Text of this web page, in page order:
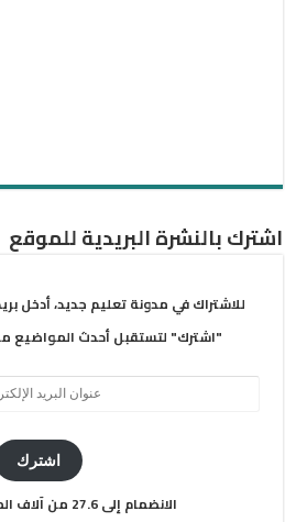
اشترك بالنشرة البريدية للموقع
للاشتراك في مدونة تعليم جديد، أدخل
"اشترك" لتستقبل أحدث المواضيع من
اشترك
الانضمام إلى 27.6 من آلاف المشتركين الآخرين